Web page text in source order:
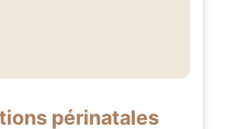
périnatales